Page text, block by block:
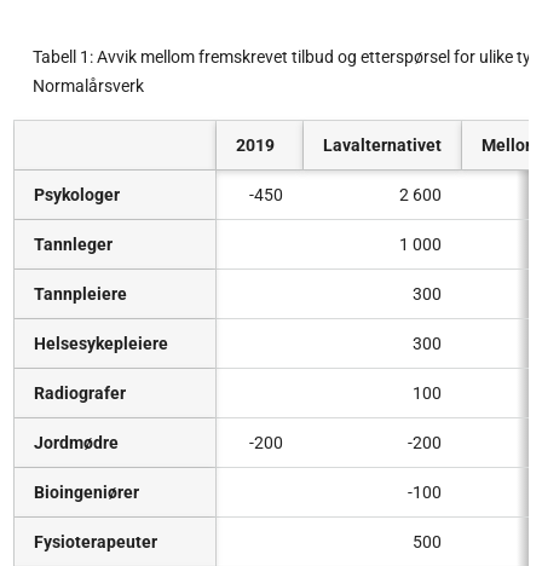
Tabell 1: Avvik mellom fremskrevet tilbud og etterspørsel for ulike
Normalårsverk
2019 Lavalternativet
Psykologer -450 2 600
Tannleger 1 000
Tannpleiere 300
Helsesykepleiere 300
Radiografer 100
Jordmødre -200 -200
Bioingeniører -100
Fysioterapeuter 500